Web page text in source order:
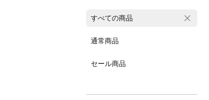
すべての商品
通常商品
セール商品